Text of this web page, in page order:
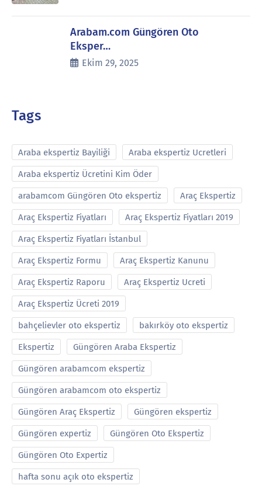
Arabam.com Güngören Oto
Eksper…
Ekim 29, 2025
Tags
Araba ekspertiz Bayiliği Araba ekspertiz Ucretleri
Araba ekspertiz Ücretini Kim Öder
arabamcom Güngören Oto ekspertiz Araç Ekspertiz
Araç Ekspertiz Fiyatları Araç Ekspertiz Fiyatları 2019
Araç Ekspertiz Fiyatları İstanbul
Araç Ekspertiz Formu Araç Ekspertiz Kanunu
Araç Ekspertiz Raporu Araç Ekspertiz Ucreti
Araç Ekspertiz Ücreti 2019
bahçelievler oto ekspertiz bakırköy oto ekspertiz
Ekspertiz Güngören Araba Ekspertiz
Güngören arabamcom ekspertiz
Güngören arabamcom oto ekspertiz
Güngören Araç Ekspertiz Güngören ekspertiz
Güngören expertiz Güngören Oto Ekspertiz
Güngören Oto Expertiz
hafta sonu açık oto ekspertiz